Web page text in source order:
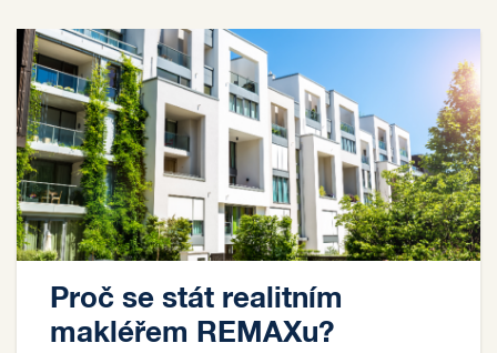
Proč se stát realitním
makléřem REMAXu?